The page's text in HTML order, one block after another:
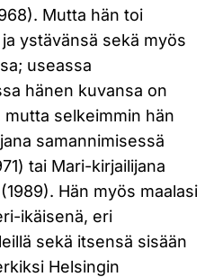
Mutta hän toi
ystävänsä sekä myös
useassa
hänen kuvansa on
selkeimmin hän
samannimisessä
tai Mari-kirjailijana
Hän myös maalasi
ikäisenä, eri
sekä itsensä sisään
Helsingin